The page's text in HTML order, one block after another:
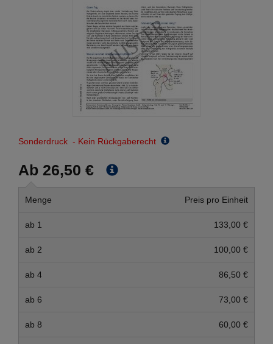
Sonderdruck - Kein Rückgaberecht
Ab 26,50 €
Menge Preis pro Einheit
ab 1 133,00 €
ab 2 100,00 €
ab 4 86,50 €
ab 6 73,00 €
ab 8 60,00 €